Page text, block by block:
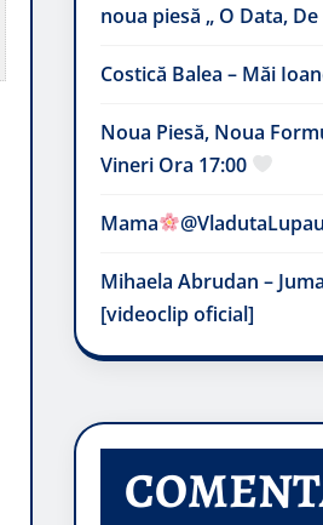
noua piesă „ O Data,
Costică Balea – Măi
Noua Piesă, Noua
Vineri Ora 17:00
Mama @VladutaLupau
Mihaela Abrudan –
[videoclip oficial]